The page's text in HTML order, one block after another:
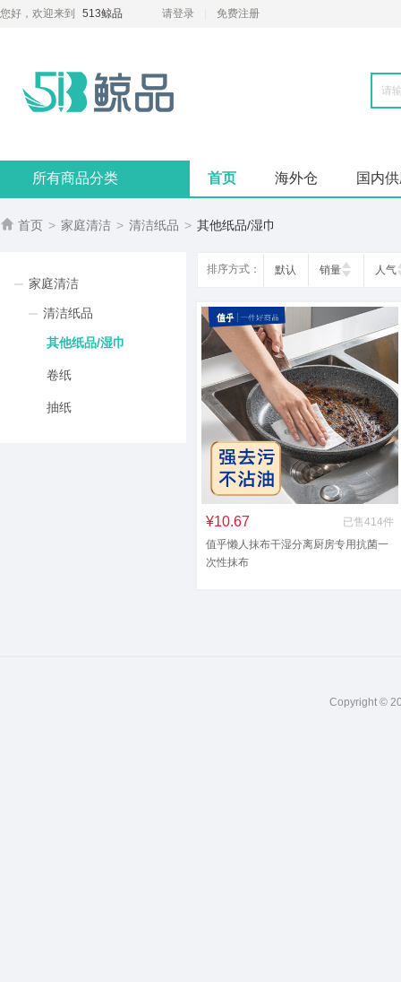
您好，欢迎来到 513鲸品 请登录 免费注册
所有商品分类 首页 海外仓 国内
 首页 > 家庭清洁 > 清洁纸品 > 其他纸品/湿巾
家庭清洁
清洁纸品
其他纸品/湿巾
卷纸
抽纸
排序方式： 默认 销量 人气
¥10.67
已售414件
值乎懒人抹布干湿分离厨房专用抗菌一
次性抹布
Copyright ©